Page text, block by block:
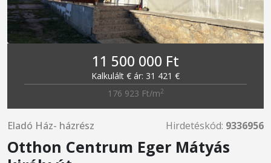
11 500 000 Ft
Kalkulált € ár: 31 421 €
176 923 Ft/m2
Eladó Ház- házrész Hirdetéskód: 9336956
Otthon Centrum Eger Mátyás